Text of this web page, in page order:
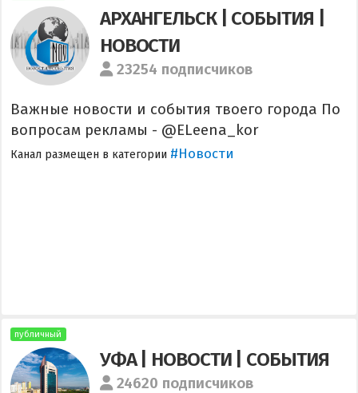
АРХАНГЕЛЬСК | СОБЫТИЯ |
НОВОСТИ
23254 подписчиков
Важные новости и события твоего города По
вопросам рекламы - @ELeena_kor
Канал размещен в категории #Новости
публичный
УФА | НОВОСТИ | СОБЫТИЯ
24620 подписчиков